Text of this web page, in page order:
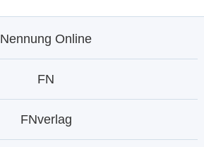
Nennung Online
FN
FNverlag